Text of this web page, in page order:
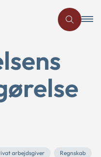
arbejdsgiver
Regnskab